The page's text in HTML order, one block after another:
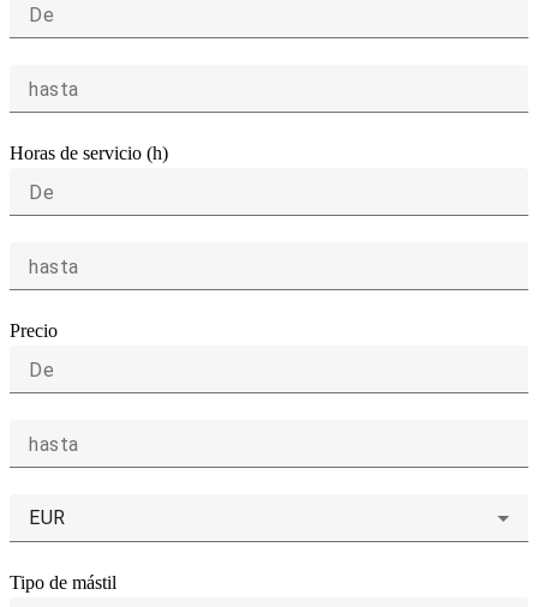
De
hasta
Horas de servicio (h)
De
hasta
Precio
De
hasta
EUR
Tipo de mástil